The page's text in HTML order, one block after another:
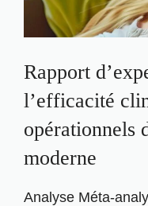
Rapport
l’efficacité
opérationnels
moderne
Analyse Méta-